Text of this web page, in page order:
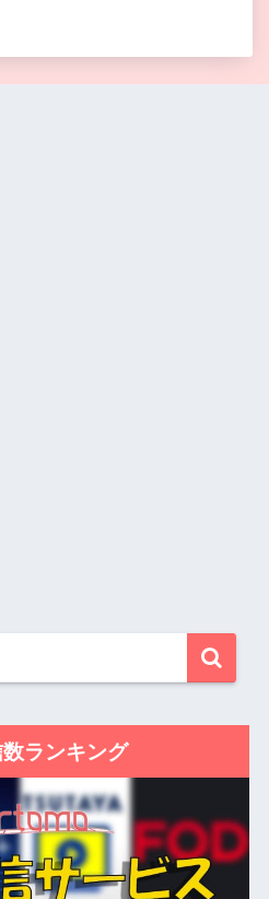
ランキング